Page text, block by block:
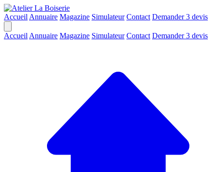
Accueil Annuaire Magazine Simulateur Contact Demander 3 devis
Accueil Annuaire Magazine Simulateur Contact Demander 3 devis